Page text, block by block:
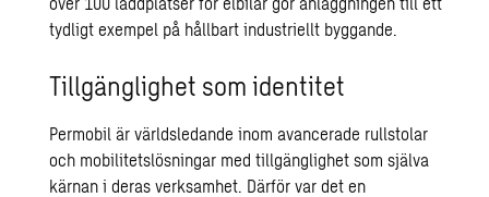
tydligt exempel på hållbart industriellt byggande.
Tillgänglighet som identitet
Permobil är världsledande inom avancerade rullstolar
och mobilitetslösningar med tillgänglighet som själva
kärnan i deras verksamhet. Därför var det en